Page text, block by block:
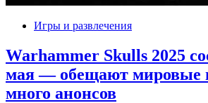
Игры и развлечения
Warhammer Skulls 2025
мая — обещают мировые
много анонсов